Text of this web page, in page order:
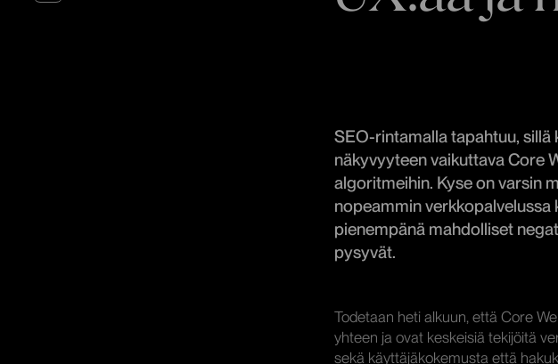
SEO-rintamalla tapahtuu,
näkyvyyteen vaikuttava Core
algoritmeihin. Kyse on varsin
nopeammin verkkopalvelussa
pienempänä mahdolliset
pysyvät.
Todetaan heti alkuun, että Core
yhteen ja ovat keskeisiä tekijöitä
sekä käyttäjäkokemusta että